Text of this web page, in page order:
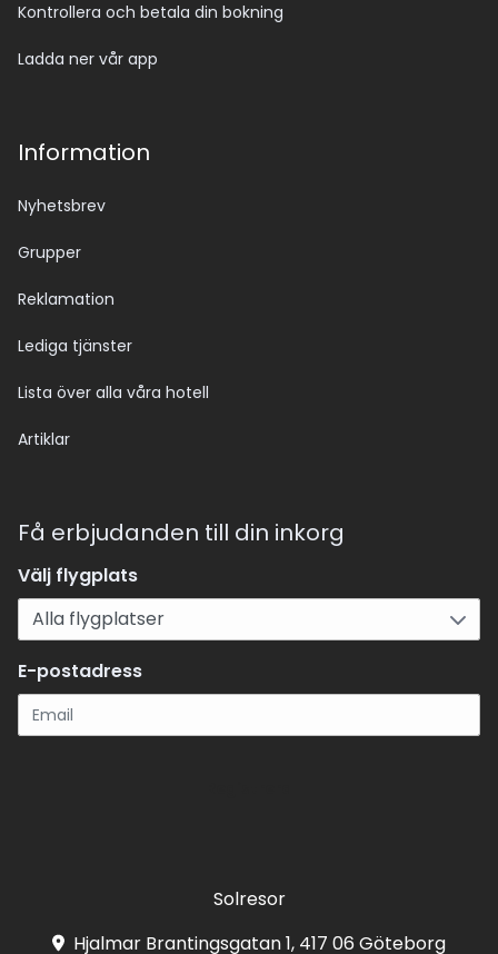
Kontrollera och betala din bokning
Ladda ner vår app
Information
Nyhetsbrev
Grupper
Reklamation
Lediga tjänster
Lista över alla våra hotell
Artiklar
Få erbjudanden till din inkorg
Välj flygplats
E-postadress
Solresor
Hjalmar Brantingsgatan 1, 417 06 Göteborg